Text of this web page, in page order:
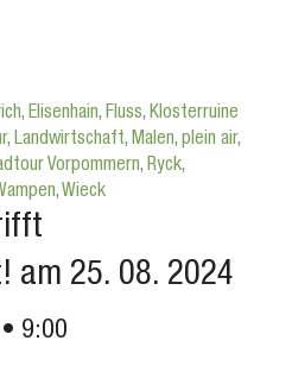
, Elisenhain, Fluss, Klosterruine
, Landwirtschaft, Malen, plein air,
Vorpommern, Ryck,
,Wieck
am 25. 08. 2024
9:00